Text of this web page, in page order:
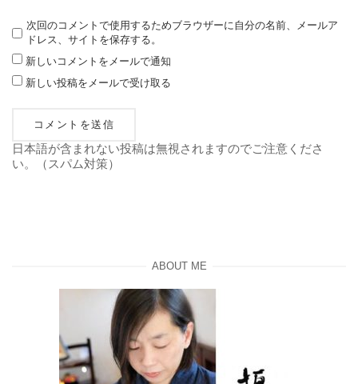
次回のコメントで使用するためブラウザーに自分の名前、メールア
ドレス、サイトを保存する。
新しいコメントをメールで通知
新しい投稿をメールで受け取る
日本語が含まれない投稿は無視されますのでご注意くださ
い。（スパム対策）
ABOUT ME